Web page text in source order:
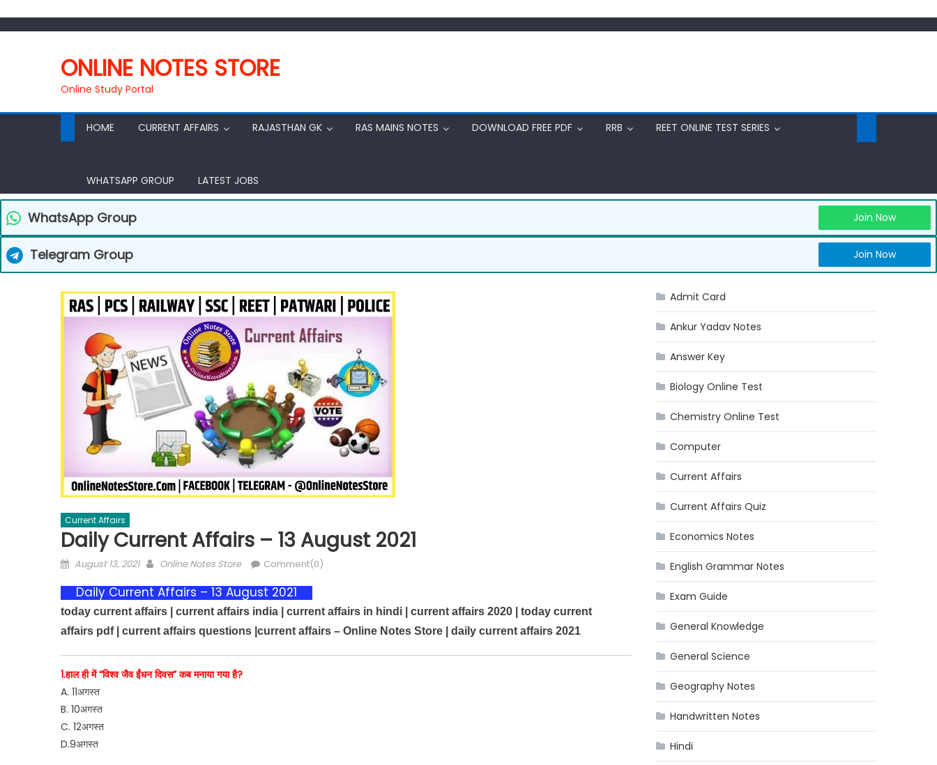
ONLINE NOTES STORE
Online Study Portal
HOME CURRENT AFFAIRS RAJASTHAN GK RAS MAINS NOTES DOWNLOAD FREE PDF RRB REET ONLINE TEST SERIES
WHATSAPP GROUP LATEST JOBS
WhatsApp Group Join Now
Telegram Group Join Now
Current Affairs
Daily Current Affairs – 13 August 2021
August 13, 2021 Online Notes Store Comment(0)
Daily Current Affairs – 13 August 2021
today current affairs | current affairs india | current affairs in hindi | current affairs 2020 | today current
affairs pdf | current affairs questions |current affairs – Online Notes Store | daily current affairs 2021
1.हाल ही में “विश्व जैव ईंधन दिवस” कब मनाया गया है?
A. 11अगस्त
B. 10अगस्त
C. 12अगस्त
D.9अगस्त
Admit Card
Ankur Yadav Notes
Answer Key
Biology Online Test
Chemistry Online Test
Computer
Current Affairs
Current Affairs Quiz
Economics Notes
English Grammar Notes
Exam Guide
General Knowledge
General Science
Geography Notes
Handwritten Notes
Hindi